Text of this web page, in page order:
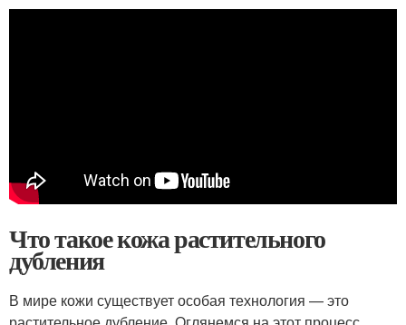
Что такое кожа растительного
дубления
В мире кожи существует особая технология — это